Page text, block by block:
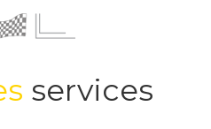
services